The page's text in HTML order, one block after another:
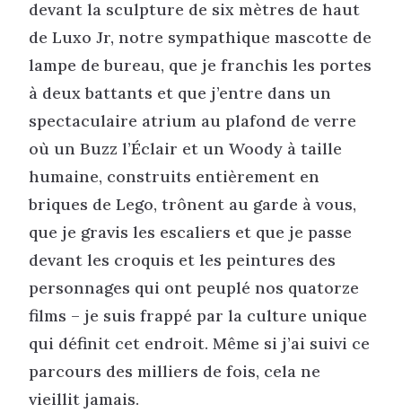
devant la sculpture de six mètres de haut
de Luxo Jr, notre sympathique mascotte de
lampe de bureau, que je franchis les portes
à deux battants et que j’entre dans un
spectaculaire atrium au plafond de verre
où un Buzz l’Éclair et un Woody à taille
humaine, construits entièrement en
briques de Lego, trônent au garde à vous,
que je gravis les escaliers et que je passe
devant les croquis et les peintures des
personnages qui ont peuplé nos quatorze
films – je suis frappé par la culture unique
qui définit cet endroit. Même si j’ai suivi ce
parcours des milliers de fois, cela ne
vieillit jamais.